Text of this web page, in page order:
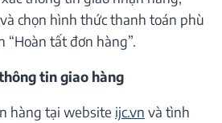
chọn hình thức thanh toán phù
“Hoàn tất đơn hàng”.
tin giao hàng
hàng tại website ijc.vn và tình